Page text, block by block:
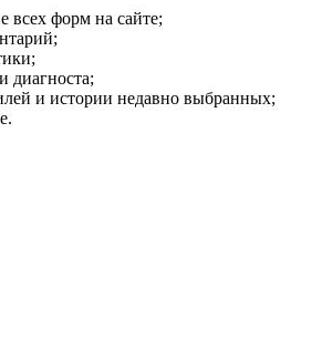
всех форм на сайте;
диагноста;
и истории недавно выбранных;